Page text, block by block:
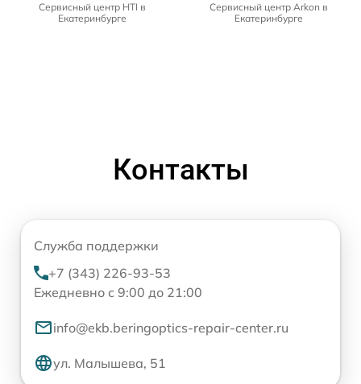
Сервисный центр HTI в
Екатеринбурге
Сервисный центр Arkon в
Екатеринбурге
Контакты
Служба поддержки
+7 (343) 226-93-53
Ежедневно с 9:00 до 21:00
info@ekb.beringoptics-repair-center.ru
ул. Малышева, 51